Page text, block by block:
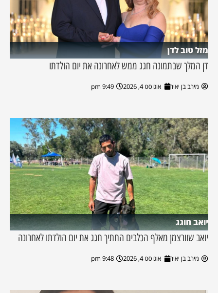
מזל טוב לדן
דן המלך שבתמונה חגג ממש לאחרונה את יום הולדתו
מירב בן יאיר אוגוסט 4, 2026 9:49 pm
יואב חוגג
יואב שוורצמן מאלף הכלבים החתיך חגג את יום הולדתו לאחרונה
מירב בן יאיר אוגוסט 4, 2026 9:48 pm